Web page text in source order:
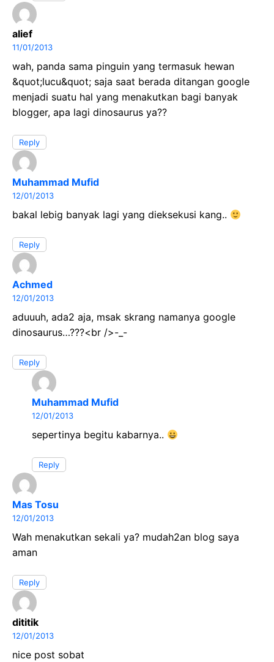
alief
11/01/2013
wah, panda sama pinguin yang termasuk hewan
&quot;lucu&quot; saja saat berada ditangan google
menjadi suatu hal yang menakutkan bagi banyak
blogger, apa lagi dinosaurus ya??
Reply
Muhammad Mufid
12/01/2013
bakal lebig banyak lagi yang dieksekusi kang..
Reply
Achmed
12/01/2013
aduuuh, ada2 aja, msak skrang namanya google
dinosaurus…???<br />-_-
Reply
Muhammad Mufid
12/01/2013
sepertinya begitu kabarnya..
Reply
Mas Tosu
12/01/2013
Wah menakutkan sekali ya? mudah2an blog saya
aman
Reply
dititik
12/01/2013
nice post sobat